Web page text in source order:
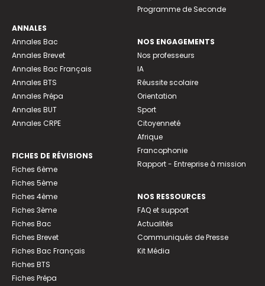
ANNALES
Annales Bac
Annales Brevet
Annales Bac Français
Annales BTS
Annales Prépa
Annales BUT
Annales CRPE
FICHES DE RÉVISIONS
Fiches 6ème
Fiches 5ème
Fiches 4ème
Fiches 3ème
Fiches Bac
Fiches Brevet
Fiches Bac Français
Fiches BTS
Fiches Prépa
Programme de Seconde
NOS ENGAGEMENTS
Nos professeurs
IA
Réussite scolaire
Orientation
Sport
Citoyenneté
Afrique
Francophonie
Rapport - Entreprise à mission
NOS RESSOURCES
FAQ et support
Actualités
Communiqués de Presse
Kit Média